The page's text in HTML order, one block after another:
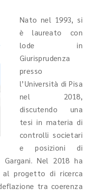
Nato nel 1993, si
è laureato con
lode in
Giurisprudenza
presso
l’Università di Pisa
nel 2018,
discutendo una
tesi in materia di
controlli societari
e posizioni di
Nel 2018 ha
progetto di ricerca
tra coerenza